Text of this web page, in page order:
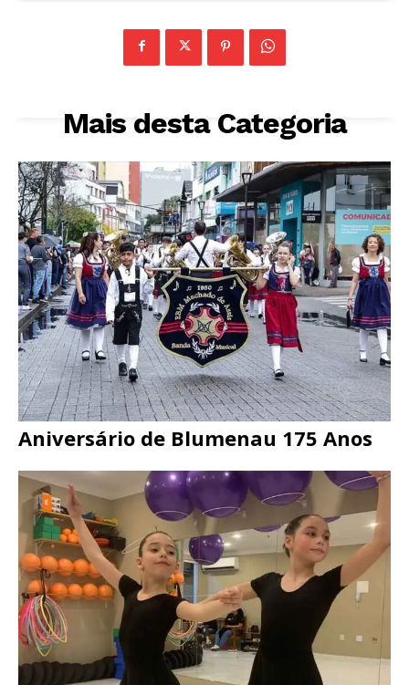
Mais desta Categoria
Aniversário de Blumenau 175 Anos